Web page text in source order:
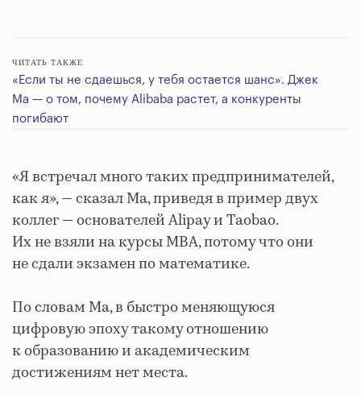
ЧИТАТЬ ТАКЖЕ
«Если ты не сдаешься, у тебя остается шанс». Джек
Ма — о том, почему Alibaba растет, а конкуренты
погибают
«Я встречал много таких предпринимателей,
как я», — сказал Ма, приведя в пример двух
коллег — основателей Alipay и Taobao.
Их не взяли на курсы MBA, потому что они
не сдали экзамен по математике.
По словам Ма, в быстро меняющуюся
цифровую эпоху такому отношению
к образованию и академическим
достижениям нет места.